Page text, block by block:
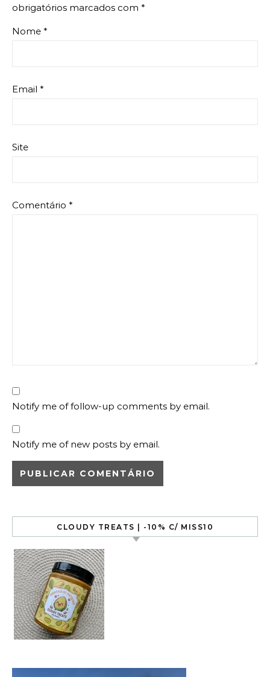
obrigatórios marcados com *
Nome *
Email *
Site
Comentário *
Notify me of follow-up comments by email.
Notify me of new posts by email.
CLOUDY TREATS | -10% C/ MISS10